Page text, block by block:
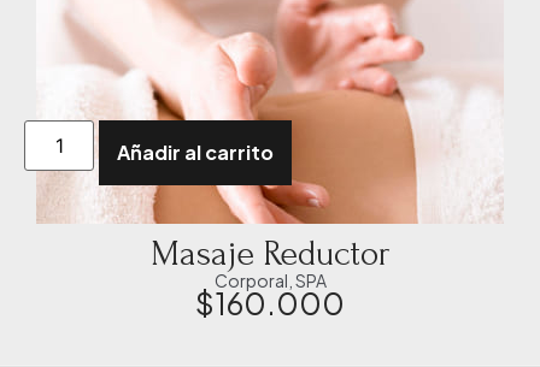
Añadir al carrito
Masaje Reductor
Corporal SPA
$160.000